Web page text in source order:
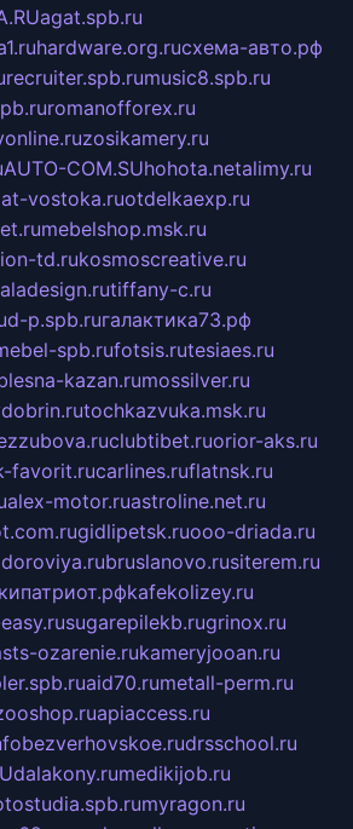
agat.spb.ru
hardware.org.ruсхема-авто.рф
recruiter.spb.rumusic8.spb.ru
romanofforex.ru
zosikamery.ru
AUTO-COM.SUhohota.netalimy.ru
vostoka.ruotdelkaexp.ru
mebelshop.msk.ru
td.rukosmoscreative.ru
tiffany-c.ru
d-p.spb.ruгалактика73.рф
spb.rufotsis.rutesiaes.ru
kazan.rumossilver.ru
tochkazvuka.msk.ru
clubtibet.ruorior-aks.ru
favorit.rucarlines.ruflatnsk.ru
alex-motor.ruastroline.net.ru
gidlipetsk.ruooo-driada.ru
bruslanovo.rusiterem.ru
kafekolizey.ru
sugarepilekb.rugrinox.ru
ozarenie.rukameryjooan.ru
aid70.rumetall-perm.ru
apiaccess.ru
bezverhovskoe.rudrsschool.ru
dalakony.rumedikijob.ru
myragon.ru